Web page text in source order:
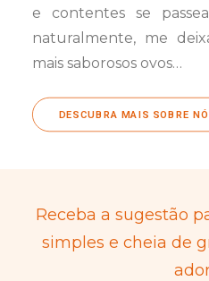
e contentes se
naturalmente, me
mais saborosos ovos…
DESCUBRA MAIS SOBRE
Receba a sugestão
simples e cheia de